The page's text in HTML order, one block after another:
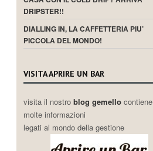
DRIPSTER!!
DIALLING IN, LA CAFFETTERIA PIU’
PICCOLA DEL MONDO!
VISITA APRIRE UN BAR
visita il nostro blog gemello contiene
molte informazioni
legati al mondo della gestione